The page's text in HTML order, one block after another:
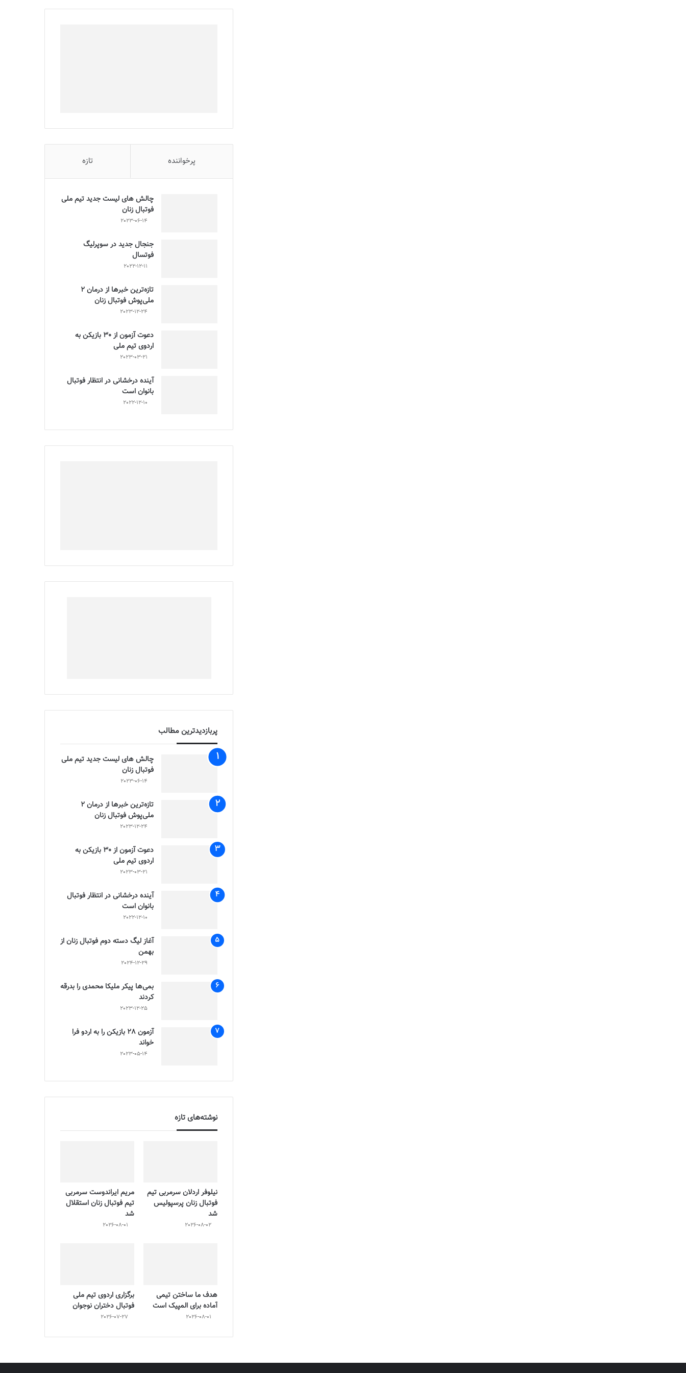
پرخواننده تازه
چالش هاى ليست جدید تيم ملى
فوتبال زنان
2023-06-14
جنجال جدید در سوپرلیگ
فوتسال
2022-12-11
تازه‌ترین خبرها از درمان ۲
ملی‌پوش فوتبال زنان
2023-12-24
دعوت آزمون از 30 بازیکن به
اردوی تیم ملی
2023-03-21
آینده درخشانی در انتظار فوتبال
بانوان است
2022-12-10
پربازدیدترین مطالب
چالش هاى ليست جدید تيم ملى
فوتبال زنان
2023-06-14
تازه‌ترین خبرها از درمان ۲
ملی‌پوش فوتبال زنان
2023-12-24
دعوت آزمون از 30 بازیکن به
اردوی تیم ملی
2023-03-21
آینده درخشانی در انتظار فوتبال
بانوان است
2022-12-10
آغاز لیگ دسته دوم فوتبال زنان از
بهمن
2024-12-29
بمی‌ها پیکر ملیکا محمدی را بدرقه
کردند
2023-12-25
آزمون 28 بازیکن را به اردو فرا
خواند
2023-05-14
نوشته‌های تازه
نیلوفر اردلان سرمربی تیم
فوتبال زنان پرسپولیس
شد
2026-08-02
مریم ایراندوست سرمربی
تیم فوتبال زنان استقلال
شد
2026-08-01
هدف ما ساختن تیمی
آماده برای المپیک است
2026-08-01
برگزاری اردوی تیم ملی
فوتبال دختران نوجوان
2026-07-27